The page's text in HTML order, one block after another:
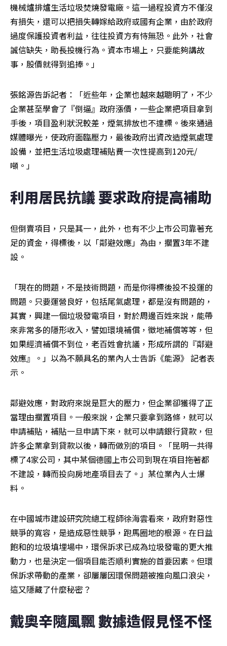
機械爐排爐生活垃圾焚燒發電廠。這一過程投資方不僅沒
有損失，還可以把損失轉嫁給政府或國有企業，由於政府
過度保護投資者利益，往往投資方有恃無恐。此外，社會
誠信缺失，助長投機行為。資本市場上，只要能夠講故
事，股價就得到追捧。」
張銘源告訴記者：「近些年，企業也越來越聰明了，不少
企業甚至學會了『倒逼』政府漲價，一些企業把項目拿到
手後，項目盈利狀況較差，煙氣排放也不達標。後來通過
媒體曝光，使政府面臨壓力，最後政府出資改造煙氣處理
設備，並把生活垃圾處理補貼費一次性提高到120元/
噸。」
利用居民抗議 要求政府提高補助
但倒賣項目，只是其一，此外，也有不少上市公司靠著充
足的資金，得標後，以「鄰避效應」為由，擱置3年不建
設。
「現在的問題，不是技術問題，而是你得標後投不投運的
問題。只要運營良好，包括尾氣處理，都是沒有問題的，
其實，興建一個垃圾發電項目，對於周邊百姓來說，能帶
來非常多的隱形收入，譬如環境補償，徵地補償等等，但
如果經濟補償不到位，老百姓會抗議，形成所謂的『鄰避
效應』。」以為不願具名的業內人士告訴《能源》 記者表
示。
鄰避效應，對政府來說是巨大的壓力，但企業卻獲得了正
當理由擱置項目。一般來說，企業只要拿到路條，就可以
申請補貼，補貼一旦申請下來，就可以申請銀行貸款，但
許多企業拿到貸款以後，轉而做別的項目。「昆明一共得
標了4家公司，其中某個德國上市公司到現在項目拖著都
不建設，轉而投向房地產項目去了。」某位業內人士爆
料。
在中國城市建設研究院總工程師徐海雲看來，政府對惡性
競爭的寬容，是造成惡性競爭，跑馬圈地的根源。在日益
飽和的垃圾填埋場中，環保訴求已成為垃圾發電的更大推
動力，也是決定一個項目能否順利實施的首要因素。但環
保訴求帶動的產業，卻屢屢因環保問題被推向風口浪尖，
這又隱藏了什麼秘密？
戴奧辛隨風飄 數據造假見怪不怪